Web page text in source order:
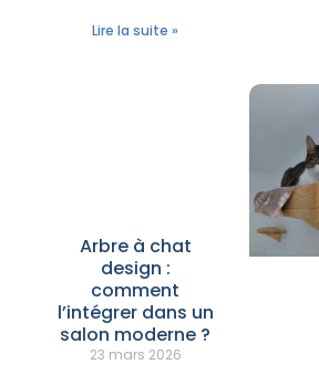
Lire la suite »
Arbre à chat
design :
comment
l’intégrer dans un
salon moderne ?
23 mars 2026